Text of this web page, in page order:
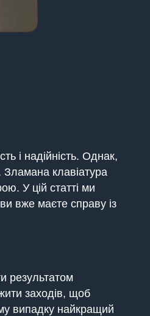
і надійність. Однак,
Зламана клавіатура
У цій статті ми
вже маєте справу із
результатом
заходів, щоб
випадку найкращий